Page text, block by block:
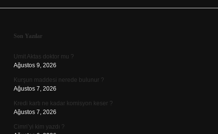
Sidebar
Son Yazılar
Umit Aktas doktor mu ?
Ağustos 9, 2026
Kurşun maddesi nerede bulunur ?
Ağustos 7, 2026
Kredi kartı ne kadar komisyon keser ?
Ağustos 7, 2026
Cimri’yi kim yazdı ?